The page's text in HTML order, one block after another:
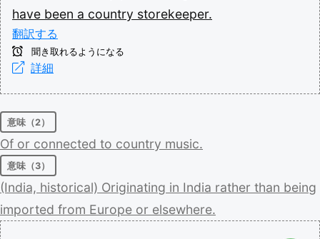
have been a country storekeeper.
翻訳する
聞き取れるようになる
詳細
意味（2）
Of or connected to country music.
意味（3）
(India, historical) Originating in India rather than being
imported from Europe or elsewhere.